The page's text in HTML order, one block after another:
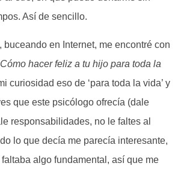
Así de sencillo.
buceando en Internet, me encontré con
Cómo hacer feliz a tu hijo para toda la
curiosidad eso de ‘para toda la vida’ y
que este psicólogo ofrecía (dale
responsabilidades, no le faltes al
lo que decía me parecía interesante,
algo fundamental, así que me